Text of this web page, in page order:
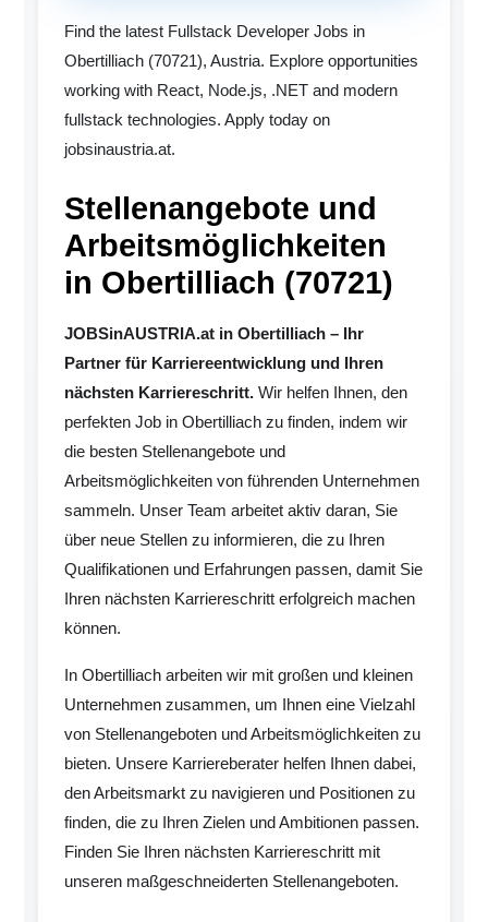
Find the latest Fullstack Developer Jobs in
Obertilliach (70721), Austria. Explore opportunities
working with React, Node.js, .NET and modern
fullstack technologies. Apply today on
jobsinaustria.at.
Stellenangebote und
Arbeitsmöglichkeiten
in Obertilliach (70721)
JOBSinAUSTRIA.at in Obertilliach – Ihr
Partner für Karriereentwicklung und Ihren
nächsten Karriereschritt. Wir helfen Ihnen, den
perfekten Job in Obertilliach zu finden, indem wir
die besten Stellenangebote und
Arbeitsmöglichkeiten von führenden Unternehmen
sammeln. Unser Team arbeitet aktiv daran, Sie
über neue Stellen zu informieren, die zu Ihren
Qualifikationen und Erfahrungen passen, damit Sie
Ihren nächsten Karriereschritt erfolgreich machen
können.
In Obertilliach arbeiten wir mit großen und kleinen
Unternehmen zusammen, um Ihnen eine Vielzahl
von Stellenangeboten und Arbeitsmöglichkeiten zu
bieten. Unsere Karriereberater helfen Ihnen dabei,
den Arbeitsmarkt zu navigieren und Positionen zu
finden, die zu Ihren Zielen und Ambitionen passen.
Finden Sie Ihren nächsten Karriereschritt mit
unseren maßgeschneiderten Stellenangeboten.